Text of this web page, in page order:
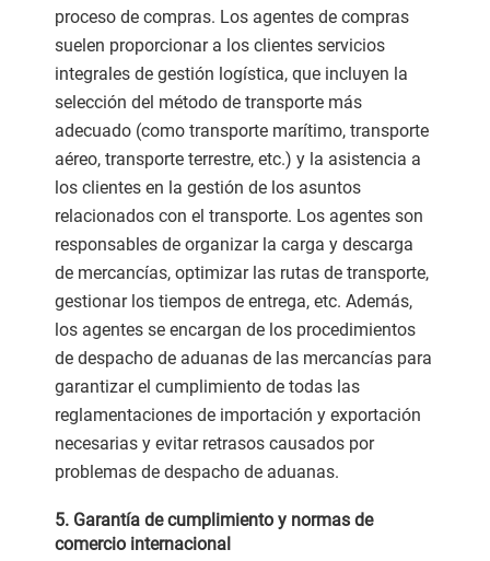
proceso de compras. Los agentes de compras
suelen proporcionar a los clientes servicios
integrales de gestión logística, que incluyen la
selección del método de transporte más
adecuado (como transporte marítimo, transporte
aéreo, transporte terrestre, etc.) y la asistencia a
los clientes en la gestión de los asuntos
relacionados con el transporte. Los agentes son
responsables de organizar la carga y descarga
de mercancías, optimizar las rutas de transporte,
gestionar los tiempos de entrega, etc. Además,
los agentes se encargan de los procedimientos
de despacho de aduanas de las mercancías para
garantizar el cumplimiento de todas las
reglamentaciones de importación y exportación
necesarias y evitar retrasos causados por
problemas de despacho de aduanas.
5. Garantía de cumplimiento y normas de
comercio internacional